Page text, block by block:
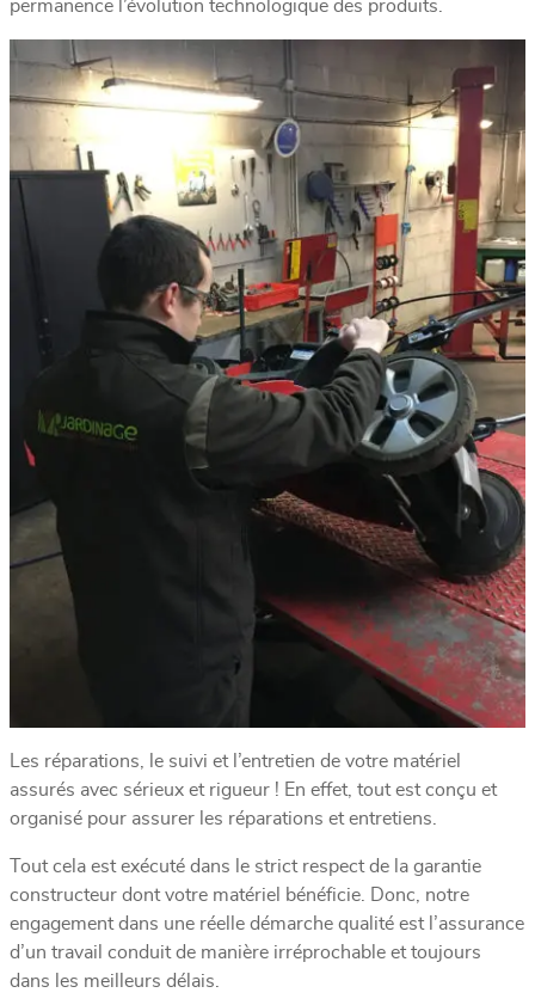
permanence l’évolution technologique des produits.
Les réparations, le suivi et l’entretien de votre matériel
assurés avec sérieux et rigueur ! En effet, tout est conçu et
organisé pour assurer les réparations et entretiens.
Tout cela est exécuté dans le strict respect de la garantie
constructeur dont votre matériel bénéficie. Donc, notre
engagement dans une réelle démarche qualité est l’assurance
d’un travail conduit de manière irréprochable et toujours
dans les meilleurs délais.